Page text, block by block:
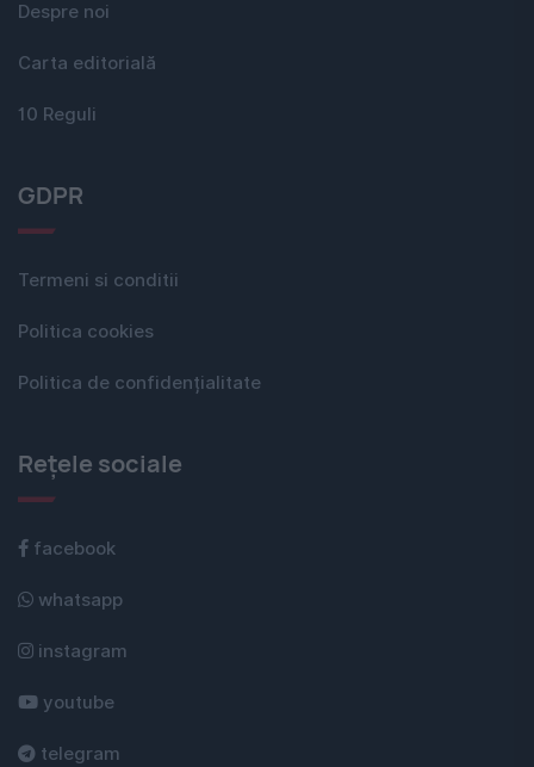
Despre noi
Carta editorială
10 Reguli
GDPR
Termeni si conditii
Politica cookies
Politica de confidențialitate
Rețele sociale
facebook
whatsapp
instagram
youtube
telegram